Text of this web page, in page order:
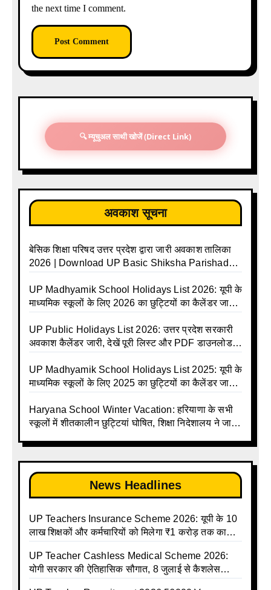
the next time I comment.
🔍 म्यूचुअल साथी खोजें (Direct Link)
अवकाश सूचना
बेसिक शिक्षा परिषद उत्तर प्रदेश द्वारा जारी अवकाश तालिका
2026 | Download UP Basic Shiksha Parishad
Basic School Avkash Talika UP 2026 | UP Basic
Shiksha Parishad Avkash Talika 2026 | UP
Calendar List 2026
UP Madhyamik School Holidays List 2026: यूपी के
माध्यमिक स्कूलों के लिए 2026 का छुट्टियों का कैलेंडर जारी |
UP Madhyamik Avkash Talika 2026 | UP
Madhyamik School avkash suchi | UP
Holiday Calendar | Madhyamik School Holidays
List 2026
UP Public Holidays List 2026: उत्तर प्रदेश सरकारी
अवकाश कैलेंडर जारी, देखें पूरी लिस्ट और PDF डाउनलोड
talika | Sarkari Avkash Talika | Up Holidays List |
Holidays Calendar
UP Madhyamik School Holidays List 2025: यूपी के
माध्यमिक स्कूलों के लिए 2025 का छुट्टियों का कैलेंडर जारी |
Up Madhyamik Avkash Talika 2025 | UP
Madhyamik School avkash suchi | UP
holiday calendar | Madhyamik School Holidays
List 2025
Haryana School Winter Vacation: हरियाणा के सभी
स्कूलों में शीतकालीन छुट्टियां घोषित, शिक्षा निदेशालय ने जारी
News Headlines
UP Teachers Insurance Scheme 2026: यूपी के 10
लाख शिक्षकों और कर्मचारियों को मिलेगा ₹1 करोड़ तक का
UP Teacher Cashless Medical Scheme 2026:
योगी सरकार की ऐतिहासिक सौगात, 8 जुलाई से कैशलेस